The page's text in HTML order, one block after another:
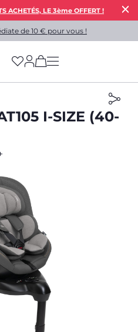
ACHETÉS, LE 3ème OFFERT !
de 10 € pour vous !
(has more options
I-SIZE (40-